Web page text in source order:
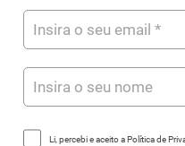
Li, percebi e aceito a Política de